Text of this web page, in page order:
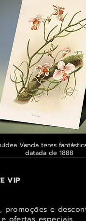
Visualização rápida
Vanda teres
datada de 1888
VIP
promoções e